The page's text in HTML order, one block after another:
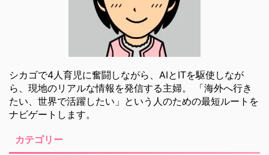
シカゴで4人育児に奮闘しながら、AIとITを駆使しなが
ら、現地のリアルな情報を発信する主婦。 「海外へ行き
たい、世界で活躍したい」という人のための最短ルートを
ナビゲートします。
カテゴリー